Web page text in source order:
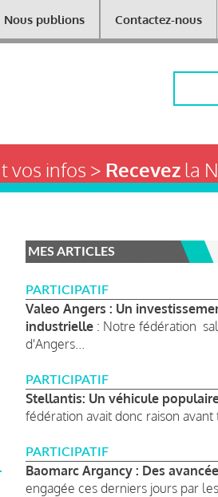
Nous publions Contactez-nous
vos infos > Recevezla
MES ARTICLES
PARTICIPATIF
Valeo Angers : Un
industrielle : Notre fédération
d'Angers...
PARTICIPATIF
Stellantis: Un véhicule
fédération avait donc raison
PARTICIPATIF
Baomarc Argancy : Des
engagée ces derniers jours par